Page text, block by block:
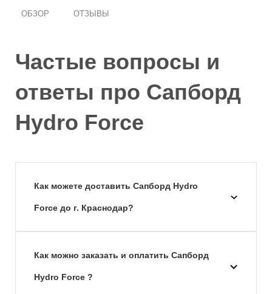
ОБЗОР ОТЗЫВЫ
Частые вопросы и
ответы про Сапборд
Hydro Force
Как можете доставить Сапборд Hydro
Force до г. Краснодар?
Как можно заказать и оплатить Сапборд
Hydro Force ?